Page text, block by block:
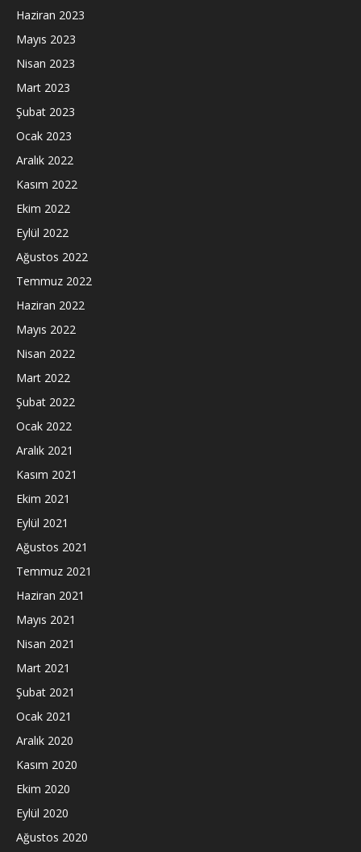
Haziran 2023
Mayıs 2023
Nisan 2023
Mart 2023
Şubat 2023
Ocak 2023
Aralık 2022
Kasım 2022
Ekim 2022
Eylül 2022
Ağustos 2022
Temmuz 2022
Haziran 2022
Mayıs 2022
Nisan 2022
Mart 2022
Şubat 2022
Ocak 2022
Aralık 2021
Kasım 2021
Ekim 2021
Eylül 2021
Ağustos 2021
Temmuz 2021
Haziran 2021
Mayıs 2021
Nisan 2021
Mart 2021
Şubat 2021
Ocak 2021
Aralık 2020
Kasım 2020
Ekim 2020
Eylül 2020
Ağustos 2020